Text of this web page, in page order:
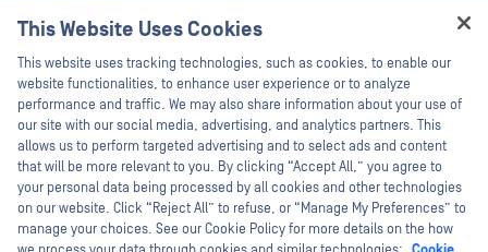
技術文書
トレーニング
脆弱性対策プログラム
パートナー
認証
テクノロジー・パートナー
OPSWAT チャネル パートナー
ホワイトペーパー
無料ツール
This Website Uses Cookies
This website uses tracking technologies, such as cookies, to enable our
website functionalities, to enhance user experience or to analyze
performance and traffic. We may also share information about your use of
our site with our social media, advertising, and analytics partners. This
allows us to perform targeted advertising and to select ads and content
that will be more relevant to you. By clicking “Accept All,” you agree to
your personal data being processed by all cookies and other technologies
on our website. Click “Reject All” to refuse, or “Manage My Preferences” to
manage your choices. See our Cookie Policy for more details on the how
Hey there!
I'm Ozzy, your OPSWAT virtual assistant.
How can I help you secure what's critical
today?